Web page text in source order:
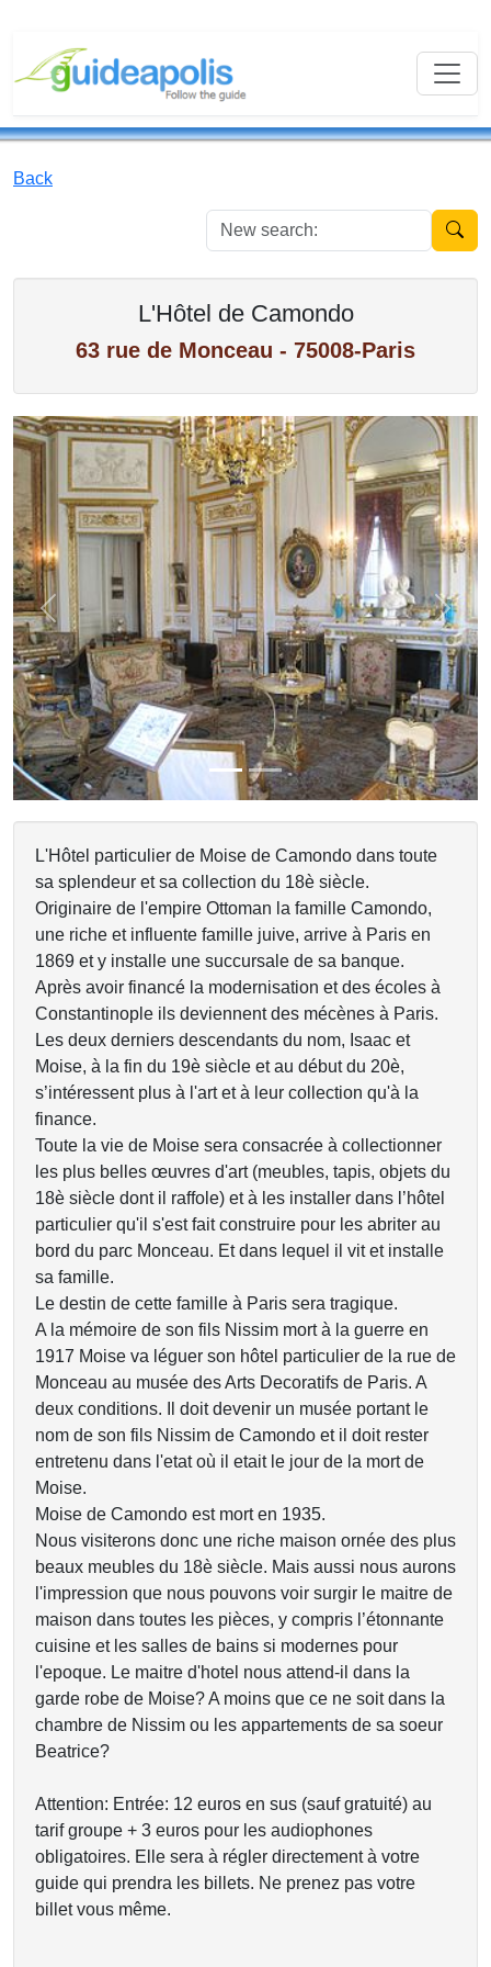
Back
New
L'Hôtel de Camondo
63 rue de Monceau - 75008-Paris
Previous Next
L'Hôtel particulier de Moise de Camondo dans toute
sa splendeur et sa collection du 18è siècle.
Originaire de l'empire Ottoman la famille Camondo,
une riche et influente famille juive, arrive à Paris en
1869 et y installe une succursale de sa banque.
Après avoir financé la modernisation et des écoles à
Constantinople ils deviennent des mécènes à Paris.
Les deux derniers descendants du nom, Isaac et
Moise, à la fin du 19è siècle et au début du 20è,
s’intéressent plus à l'art et à leur collection qu'à la
finance.
Toute la vie de Moise sera consacrée à collectionner
les plus belles œuvres d'art (meubles, tapis, objets du
18è siècle dont il raffole) et à les installer dans l’hôtel
particulier qu'il s'est fait construire pour les abriter au
bord du parc Monceau. Et dans lequel il vit et installe
sa famille.
Le destin de cette famille à Paris sera tragique.
A la mémoire de son fils Nissim mort à la guerre en
1917 Moise va léguer son hôtel particulier de la rue de
Monceau au musée des Arts Decoratifs de Paris. A
deux conditions. Il doit devenir un musée portant le
nom de son fils Nissim de Camondo et il doit rester
entretenu dans l'etat où il etait le jour de la mort de
Moise.
Moise de Camondo est mort en 1935.
Nous visiterons donc une riche maison ornée des plus
beaux meubles du 18è siècle. Mais aussi nous aurons
l'impression que nous pouvons voir surgir le maitre de
maison dans toutes les pièces, y compris l’étonnante
cuisine et les salles de bains si modernes pour
l'epoque. Le maitre d'hotel nous attend-il dans la
garde robe de Moise? A moins que ce ne soit dans la
chambre de Nissim ou les appartements de sa soeur
Beatrice?
Attention: Entrée: 12 euros en sus (sauf gratuité) au
tarif groupe + 3 euros pour les audiophones
obligatoires. Elle sera à régler directement à votre
guide qui prendra les billets. Ne prenez pas votre
billet vous même.